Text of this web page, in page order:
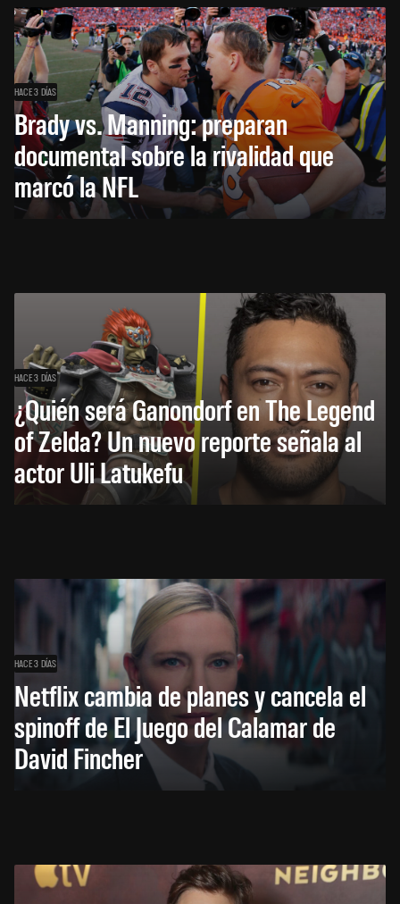
HACE 3 DÍAS
Brady vs. Manning: preparan
documental sobre la rivalidad que
marcó la NFL
HACE 3 DÍAS
¿Quién será Ganondorf en The Legend
of Zelda? Un nuevo reporte señala al
actor Uli Latukefu
HACE 3 DÍAS
Netflix cambia de planes y cancela el
spinoff de El Juego del Calamar de
David Fincher